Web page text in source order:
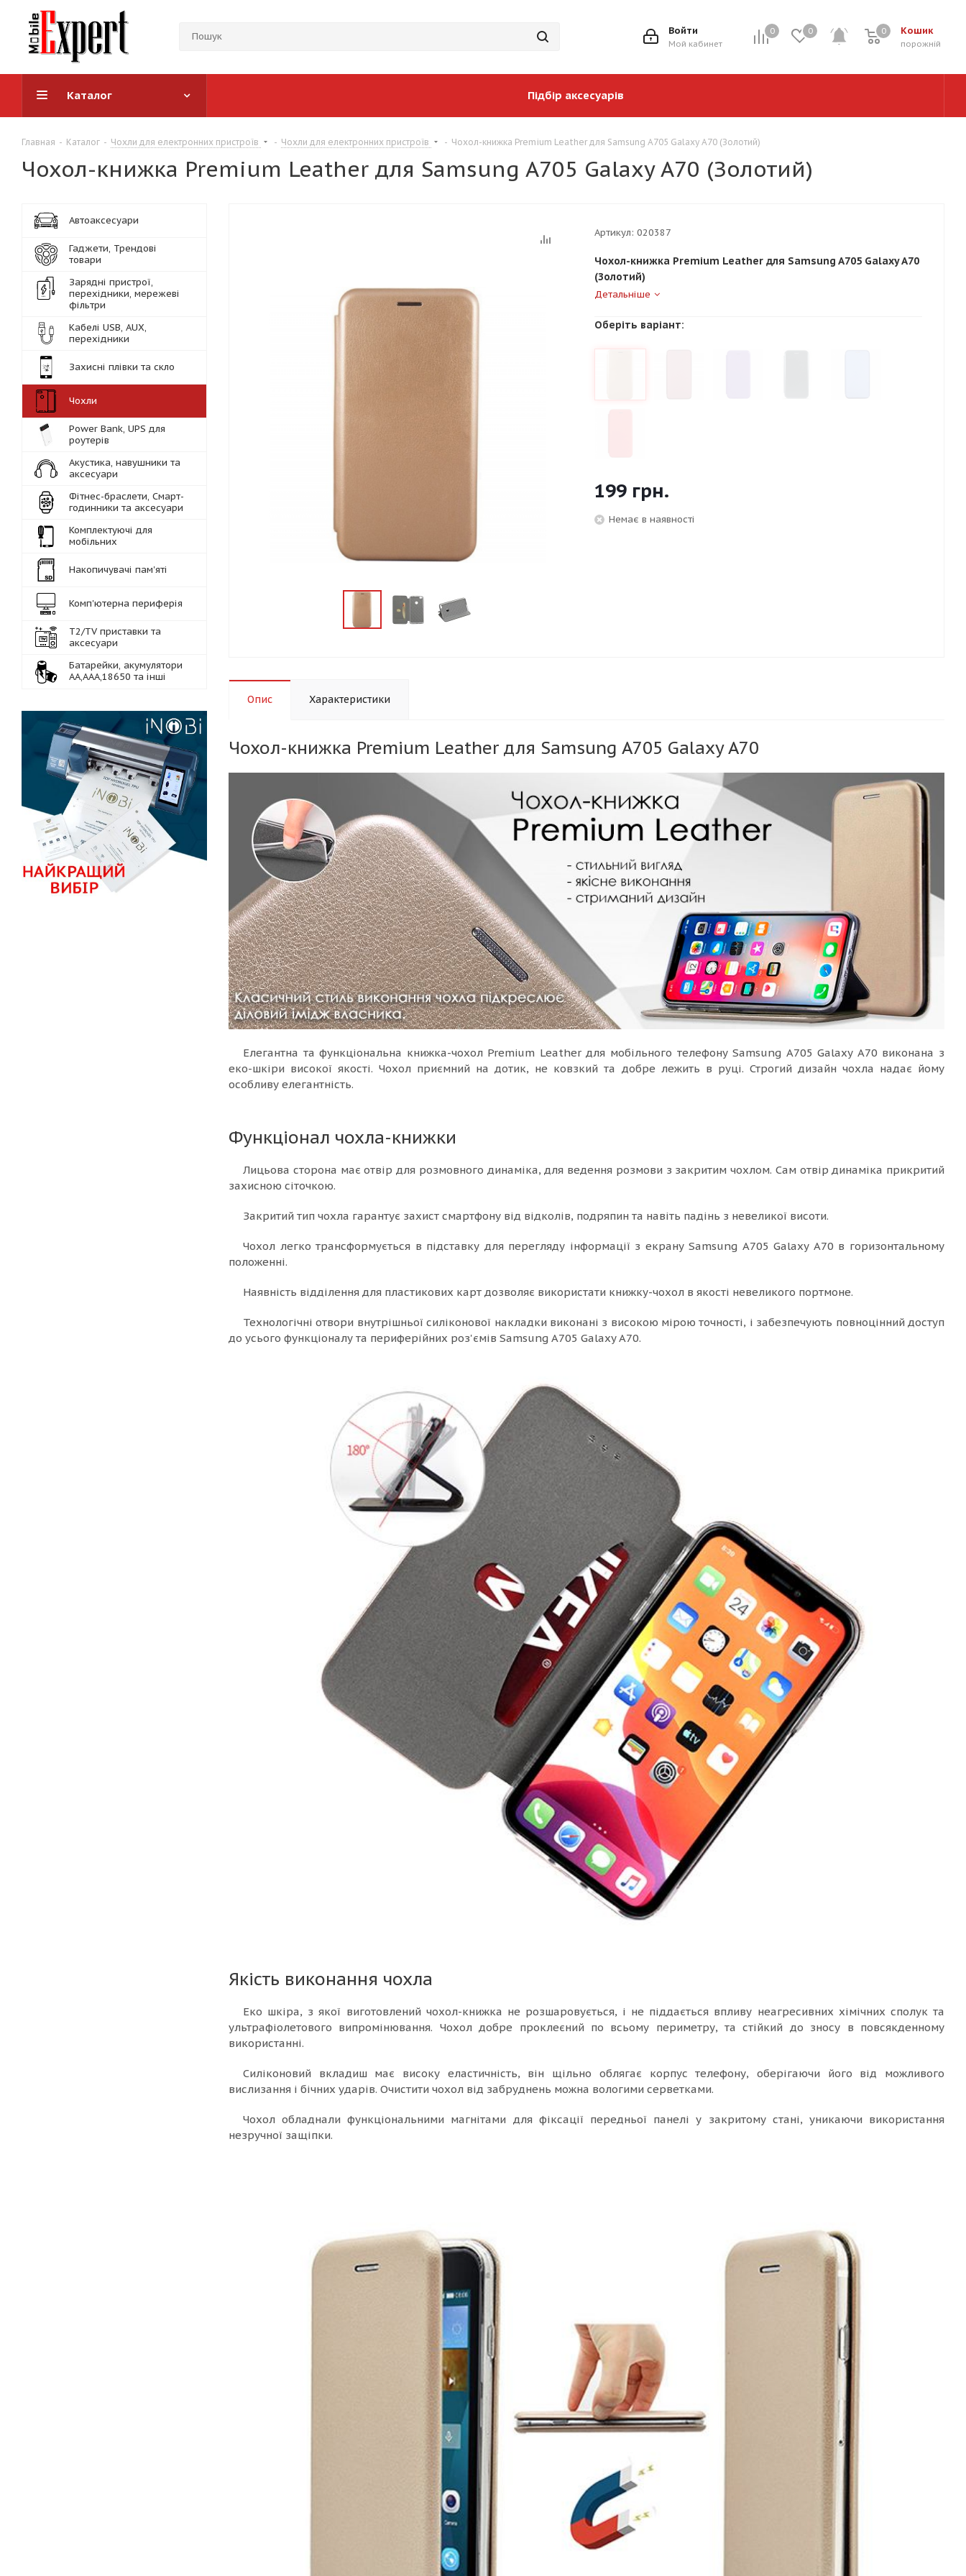
0 0 Кошик
0
порожній
0
Войти
Мой кабинет
Каталог Підбір аксесуарів
Главная - Каталог - Чохли для електронних пристроїв - Чохли для електронних пристроїв - Чохол-книжка Premium Leather для Samsung A705 Galaxy A70 (Золотий)
Чохол-книжка Premium Leather для Samsung A705 Galaxy A70 (Золотий)
Артикул: 020387
Чохол-книжка Premium Leather для Samsung A705 Galaxy A70
(Золотий)
Детальніше
Оберіть варіант:
199 грн.
Немає в наявності
Опис Характеристики
Чохол-книжка Premium Leather для Samsung A705 Galaxy A70
Елегантна та функціональна книжка-чохол Premium Leather для мобільного телефону Samsung A705 Galaxy A70 виконана з
еко-шкіри високої якості. Чохол приємний на дотик, не ковзкий та добре лежить в руці. Строгий дизайн чохла надає йому
особливу елегантність.
Функціонал чохла-книжки
Лицьова сторона має отвір для розмовного динаміка, для ведення розмови з закритим чохлом. Сам отвір динаміка прикритий
захисною сіточкою.
Закритий тип чохла гарантує захист смартфону від відколів, подряпин та навіть падінь з невеликої висоти.
Чохол легко трансформується в підставку для перегляду інформації з екрану Samsung A705 Galaxy A70 в горизонтальному
положенні.
Наявність відділення для пластикових карт дозволяє використати книжку-чохол в якості невеликого портмоне.
Технологічні отвори внутрішньої силіконової накладки виконані з високою мірою точності, і забезпечують повноцінний доступ
до усього функціоналу та периферійних роз'ємів Samsung A705 Galaxy A70.
Якість виконання чохла
Еко шкіра, з якої виготовлений чохол-книжка не розшаровується, і не піддається впливу неагресивних хімічних сполук та
ультрафіолетового випромінювання. Чохол добре проклеєний по всьому периметру, та стійкий до зносу в повсякденному
використанні.
Силіконовий вкладиш має високу еластичність, він щільно облягає корпус телефону, оберігаючи його від можливого
вислизання і бічних ударів. Очистити чохол від забруднень можна вологими серветками.
Чохол обладнали функціональними магнітами для фіксації передньої панелі у закритому стані, уникаючи використання
незручної защіпки.
Автоаксесуари
Гаджети, Трендові
товари
Зарядні пристрої,
перехідники, мережеві
фільтри
Кабелі USB, AUX,
перехідники
Захисні плівки та скло
Чохли
Power Bank, UPS для
роутерів
Акустика, навушники та
аксесуари
Фітнес-браслети, Смарт-
годинники та аксесуари
Комплектуючі для
мобільних
Накопичувачі пам'яті
Комп'ютерна периферія
Т2/TV приставки та
аксесуари
Батарейки, акумулятори
АА,ААА,18650 та інші